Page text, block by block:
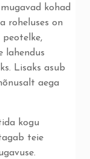
kohad
roheluses on
lahendus
Lisaks asub
aega
kogu
teie